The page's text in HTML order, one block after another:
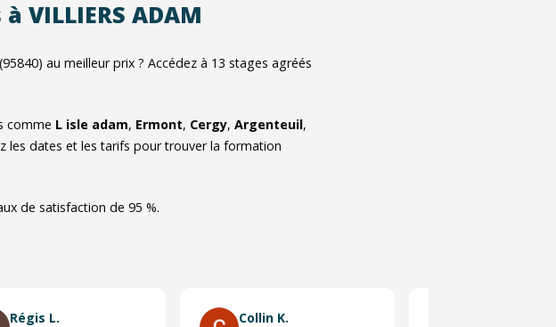
VILLIERS ADAM
au meilleur prix ? Accédez à 13 stages agréés
comme L isle adam, Ermont, Cergy, Argenteuil,
les dates et les tarifs pour trouver la formation
de satisfaction de 95 %.
Régis L. Collin K.